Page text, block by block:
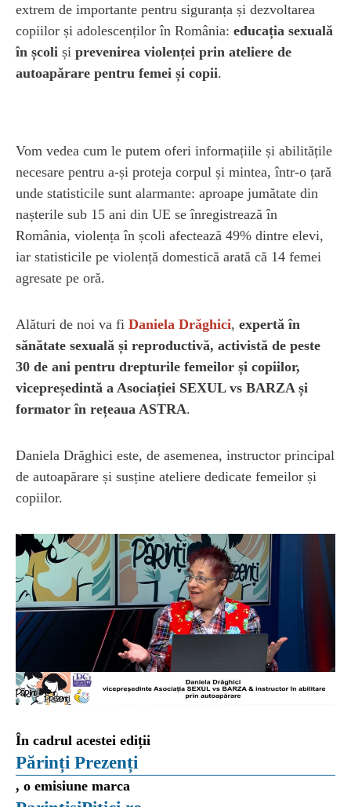
extrem de importante pentru siguranța și dezvoltarea
copiilor și adolescenților în România: educația sexuală
în școli și prevenirea violenței prin ateliere de
autoapărare pentru femei și copii.
Vom vedea cum le putem oferi informațiile și abilitățile
necesare pentru a-și proteja corpul și mintea, într-o țară
unde statisticile sunt alarmante: aproape jumătate din
nașterile sub 15 ani din UE se înregistrează în
România, violența în școli afectează 49% dintre elevi,
iar statisticile pe violență domestică arată că 14 femei
agresate pe oră.
Alături de noi va fi Daniela Drăghici, expertă în
sănătate sexuală și reproductivă, activistă de peste
30 de ani pentru drepturile femeilor și copiilor,
vicepreședintă a Asociației SEXUL vs BARZA și
formator în rețeaua ASTRA.
Daniela Drăghici este, de asemenea, instructor principal
de autoapărare și susține ateliere dedicate femeilor și
copiilor.
În cadrul acestei ediții
Părinți Prezenți
, o emisiune marca